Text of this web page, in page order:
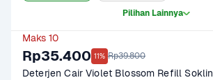
Pilihan Lainnya
Maks 10
Rp35.400 11% Rp39.800
Deterjen Cair Violet Blossom Refill Soklin